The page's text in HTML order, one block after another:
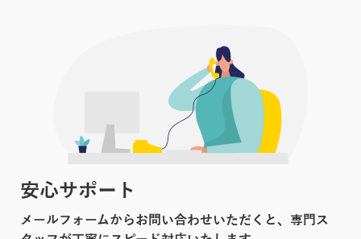
安心サポート
メールフォームからお問い合わせいただくと、専門ス